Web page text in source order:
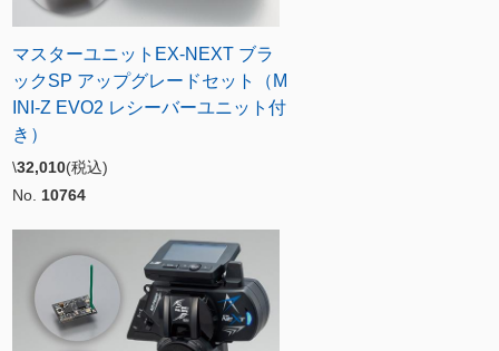
マスターユニットEX-NEXT ブラ
ックSP アップグレードセット（M
INI-Z EVO2 レシーバーユニット付
き）
\32,010(税込)
No. 10764